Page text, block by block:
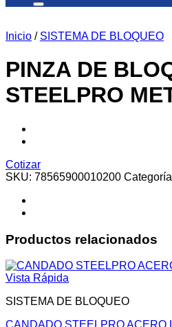
Inicio / SISTEMA DE BLOQUEO
PINZA DE
STEELPRO
Cotizar
SKU: 78565900010200
Productos relacionados
Vista Rápida
SISTEMA DE BLOQUEO